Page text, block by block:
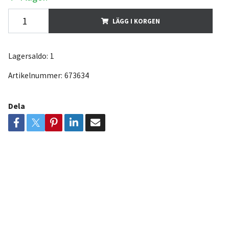
LÄGG I KORGEN
Lagersaldo: 1
Artikelnummer: 673634
Dela